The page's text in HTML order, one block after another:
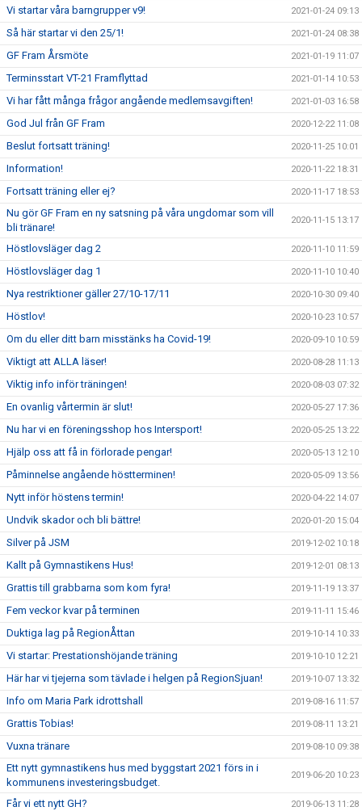
Vi startar våra barngrupper v9! 2021-01-24 09:13
Så här startar vi den 25/1! 2021-01-24 08:38
GF Fram Årsmöte 2021-01-19 11:07
Terminsstart VT-21 Framflyttad 2021-01-14 10:53
Vi har fått många frågor angående medlemsavgiften! 2021-01-03 16:58
God Jul från GF Fram 2020-12-22 11:08
Beslut fortsatt träning! 2020-11-25 10:01
Information! 2020-11-22 18:31
Fortsatt träning eller ej? 2020-11-17 18:53
Nu gör GF Fram en ny satsning på våra ungdomar som vill
bli tränare!
2020-11-15 13:17
Höstlovsläger dag 2 2020-11-10 11:59
Höstlovsläger dag 1 2020-11-10 10:40
Nya restriktioner gäller 27/10-17/11 2020-10-30 09:40
Höstlov! 2020-10-23 10:57
Om du eller ditt barn misstänks ha Covid-19! 2020-09-10 10:59
Viktigt att ALLA läser! 2020-08-28 11:13
Viktig info inför träningen! 2020-08-03 07:32
En ovanlig vårtermin är slut! 2020-05-27 17:36
Nu har vi en föreningsshop hos Intersport! 2020-05-25 13:22
Hjälp oss att få in förlorade pengar! 2020-05-13 12:10
Påminnelse angående höstterminen! 2020-05-09 13:56
Nytt inför höstens termin! 2020-04-22 14:07
Undvik skador och bli bättre! 2020-01-20 15:04
Silver på JSM 2019-12-02 10:18
Kallt på Gymnastikens Hus! 2019-12-01 08:13
Grattis till grabbarna som kom fyra! 2019-11-19 13:37
Fem veckor kvar på terminen 2019-11-11 15:46
Duktiga lag på RegionÅttan 2019-10-14 10:33
Vi startar: Prestationshöjande träning 2019-10-10 12:21
Här har vi tjejerna som tävlade i helgen på RegionSjuan! 2019-10-07 13:32
Info om Maria Park idrottshall 2019-08-16 11:57
Grattis Tobias! 2019-08-11 13:21
Vuxna tränare 2019-08-10 09:38
Ett nytt gymnastikens hus med byggstart 2021 förs in i
kommunens investeringsbudget.
2019-06-20 10:23
Får vi ett nytt GH? 2019-06-13 11:28